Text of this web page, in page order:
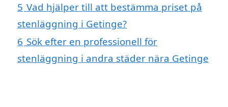
5 Vad hjälper till att bestämma priset på
stenläggning i Getinge?
6 Sök efter en professionell för
stenläggning i andra städer nära Getinge